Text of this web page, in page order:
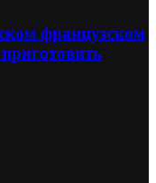
французском